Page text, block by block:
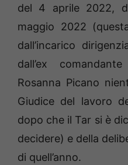
del 4 aprile 2022,
maggio 2022
dall’incarico
dall’ex
Rosanna Picano
Giudice del lavoro
dopo che il Tar si è
decidere) e della
di quell’anno.